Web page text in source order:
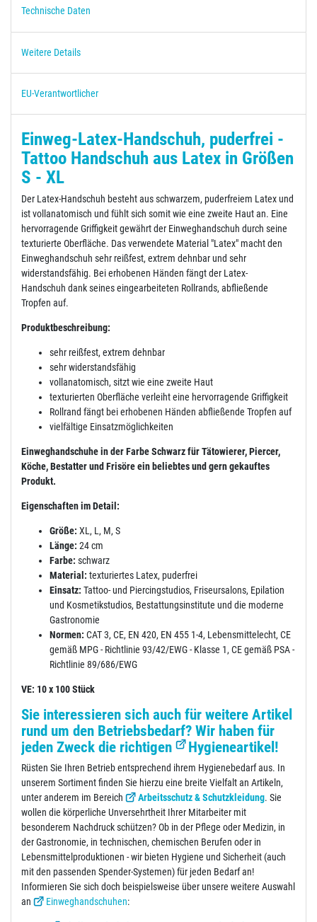
Technische Daten
Weitere Details
EU-Verantwortlicher
Einweg-Latex-Handschuh, puderfrei -
Tattoo Handschuh aus Latex in Größen
S - XL
Der Latex-Handschuh besteht aus schwarzem, puderfreiem Latex und
ist vollanatomisch und fühlt sich somit wie eine zweite Haut an. Eine
hervorragende Griffigkeit gewährt der Einweghandschuh durch seine
texturierte Oberfläche. Das verwendete Material "Latex" macht den
Einweghandschuh sehr reißfest, extrem dehnbar und sehr
widerstandsfähig. Bei erhobenen Händen fängt der Latex-
Handschuh dank seines eingearbeiteten Rollrands, abfließende
Tropfen auf.
Produktbeschreibung:
sehr reißfest, extrem dehnbar
sehr widerstandsfähig
vollanatomisch, sitzt wie eine zweite Haut
texturierten Oberfläche verleiht eine hervorragende Griffigkeit
Rollrand fängt bei erhobenen Händen abfließende Tropfen auf
vielfältige Einsatzmöglichkeiten
Einweghandschuhe in der Farbe Schwarz für Tätowierer, Piercer,
Köche, Bestatter und Frisöre ein beliebtes und gern gekauftes
Produkt.
Eigenschaften im Detail:
Größe: XL, L, M, S
Länge: 24 cm
Farbe: schwarz
Material: texturiertes Latex, puderfrei
Einsatz: Tattoo- und Piercingstudios, Friseursalons, Epilation
und Kosmetikstudios, Bestattungsinstitute und die moderne
Gastronomie
Normen: CAT 3, CE, EN 420, EN 455 1-4, Lebensmittelecht, CE
gemäß MPG - Richtlinie 93/42/EWG - Klasse 1, CE gemäß PSA -
Richtlinie 89/686/EWG
VE: 10 x 100 Stück
Sie interessieren sich auch für weitere Artikel
rund um den Betriebsbedarf? Wir haben für
jeden Zweck die richtigen
Hygieneartikel !
Rüsten Sie Ihren Betrieb entsprechend ihrem Hygienebedarf aus. In
unserem Sortiment finden Sie hierzu eine breite Vielfalt an Artikeln,
unter anderem im Bereich
Arbeitsschutz & Schutzkleidung. Sie
wollen die körperliche Unversehrtheit Ihrer Mitarbeiter mit
besonderem Nachdruck schützen? Ob in der Pflege oder Medizin, in
der Gastronomie, in technischen, chemischen Berufen oder in
Lebensmittelproduktionen - wir bieten Hygiene und Sicherheit (auch
mit den passenden Spender-Systemen) für jeden Bedarf an!
Informieren Sie sich doch beispielsweise über unsere weitere Auswahl
an
Einweghandschuhen: